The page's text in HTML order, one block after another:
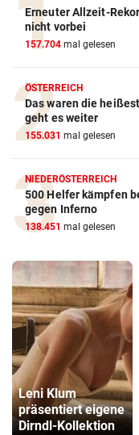
Erneuter Allzeit-
nicht vorbei
157.704 mal gelesen
ÖSTERREICH
Das waren die
geht es weiter
155.031 mal gelesen
NIEDERÖSTERREICH
500 Helfer kämpfen
gegen Inferno
138.451 mal gelesen
Leni Klum
präsentiert eigene
Dirndl-Kollektion